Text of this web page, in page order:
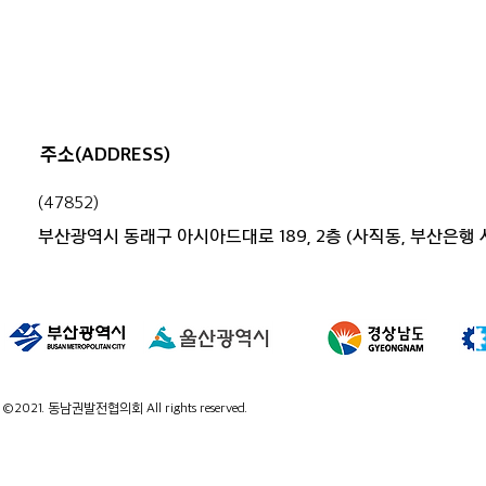
주소(ADDRESS)
(47852)
부산광역시 동래구 아시아드대로 189, 2층 (사직동, 부산은행
©2021. 동남권발전협의회 All rights reserved.